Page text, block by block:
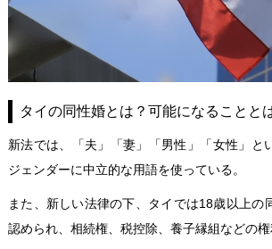
タイの同性婚とは？可能になることと
新法では、「夫」「妻」「男性」「女性」と
ジェンダーに中立的な用語を使っている。
また、新しい法律の下、タイでは18歳以上の
認められ、相続権、税控除、養子縁組などの権